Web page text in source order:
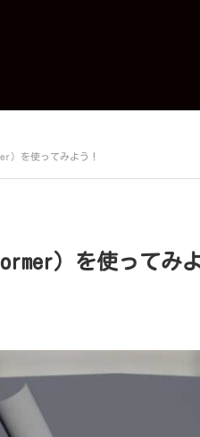
）を使ってみよう！
）を使ってみ